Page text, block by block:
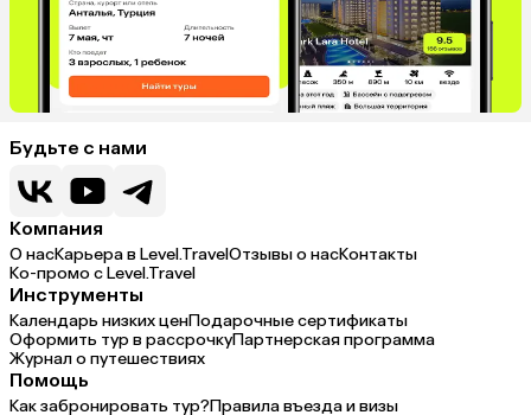
Будьте с нами
Компания
О насКарьера в Level.TravelОтзывы о насКонтакты
Ко-промо с Level.Travel
Инструменты
Календарь низких ценПодарочные сертификаты
Оформить тур в рассрочкуПартнерская программа
Журнал о путешествиях
Помощь
Как забронировать тур?Правила въезда и визы